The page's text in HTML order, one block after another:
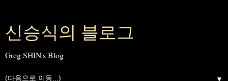
신승식의 블로그
Greg SHIN's Blog
▼